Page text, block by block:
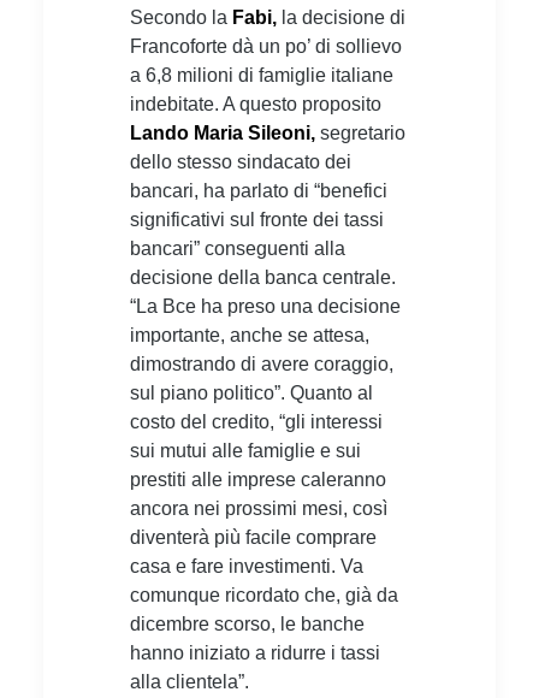
Secondo la Fabi, la decisione di
Francoforte dà un po’ di sollievo
a 6,8 milioni di famiglie italiane
indebitate. A questo proposito
Lando Maria Sileoni, segretario
dello stesso sindacato dei
bancari, ha parlato di “benefici
significativi sul fronte dei tassi
bancari” conseguenti alla
decisione della banca centrale.
“La Bce ha preso una decisione
importante, anche se attesa,
dimostrando di avere coraggio,
sul piano politico”. Quanto al
costo del credito, “gli interessi
sui mutui alle famiglie e sui
prestiti alle imprese caleranno
ancora nei prossimi mesi, così
diventerà più facile comprare
casa e fare investimenti. Va
comunque ricordato che, già da
dicembre scorso, le banche
hanno iniziato a ridurre i tassi
alla clientela”.